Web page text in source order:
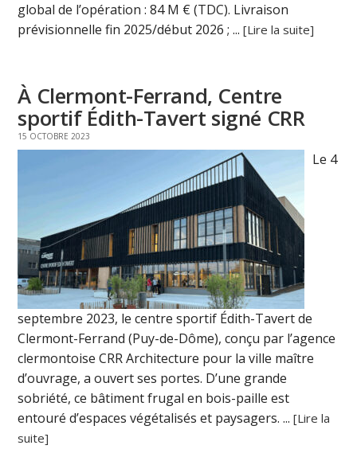
global de l’opération : 84 M € (TDC). Livraison
prévisionnelle fin 2025/début 2026 ; ...[Lire la suite]
À Clermont-Ferrand, Centre
sportif Édith-Tavert signé CRR
15 OCTOBRE 2023
Le 4
septembre 2023, le centre sportif Édith-Tavert de
Clermont-Ferrand (Puy-de-Dôme), conçu par l’agence
clermontoise CRR Architecture pour la ville maître
d’ouvrage, a ouvert ses portes. D’une grande
sobriété, ce bâtiment frugal en bois-paille est
entouré d’espaces végétalisés et paysagers. ...[Lire la
suite]